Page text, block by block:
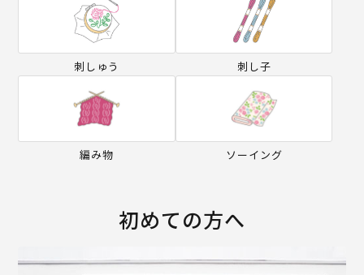
刺しゅう 刺し子
編み物 ソーイング
初めての方へ